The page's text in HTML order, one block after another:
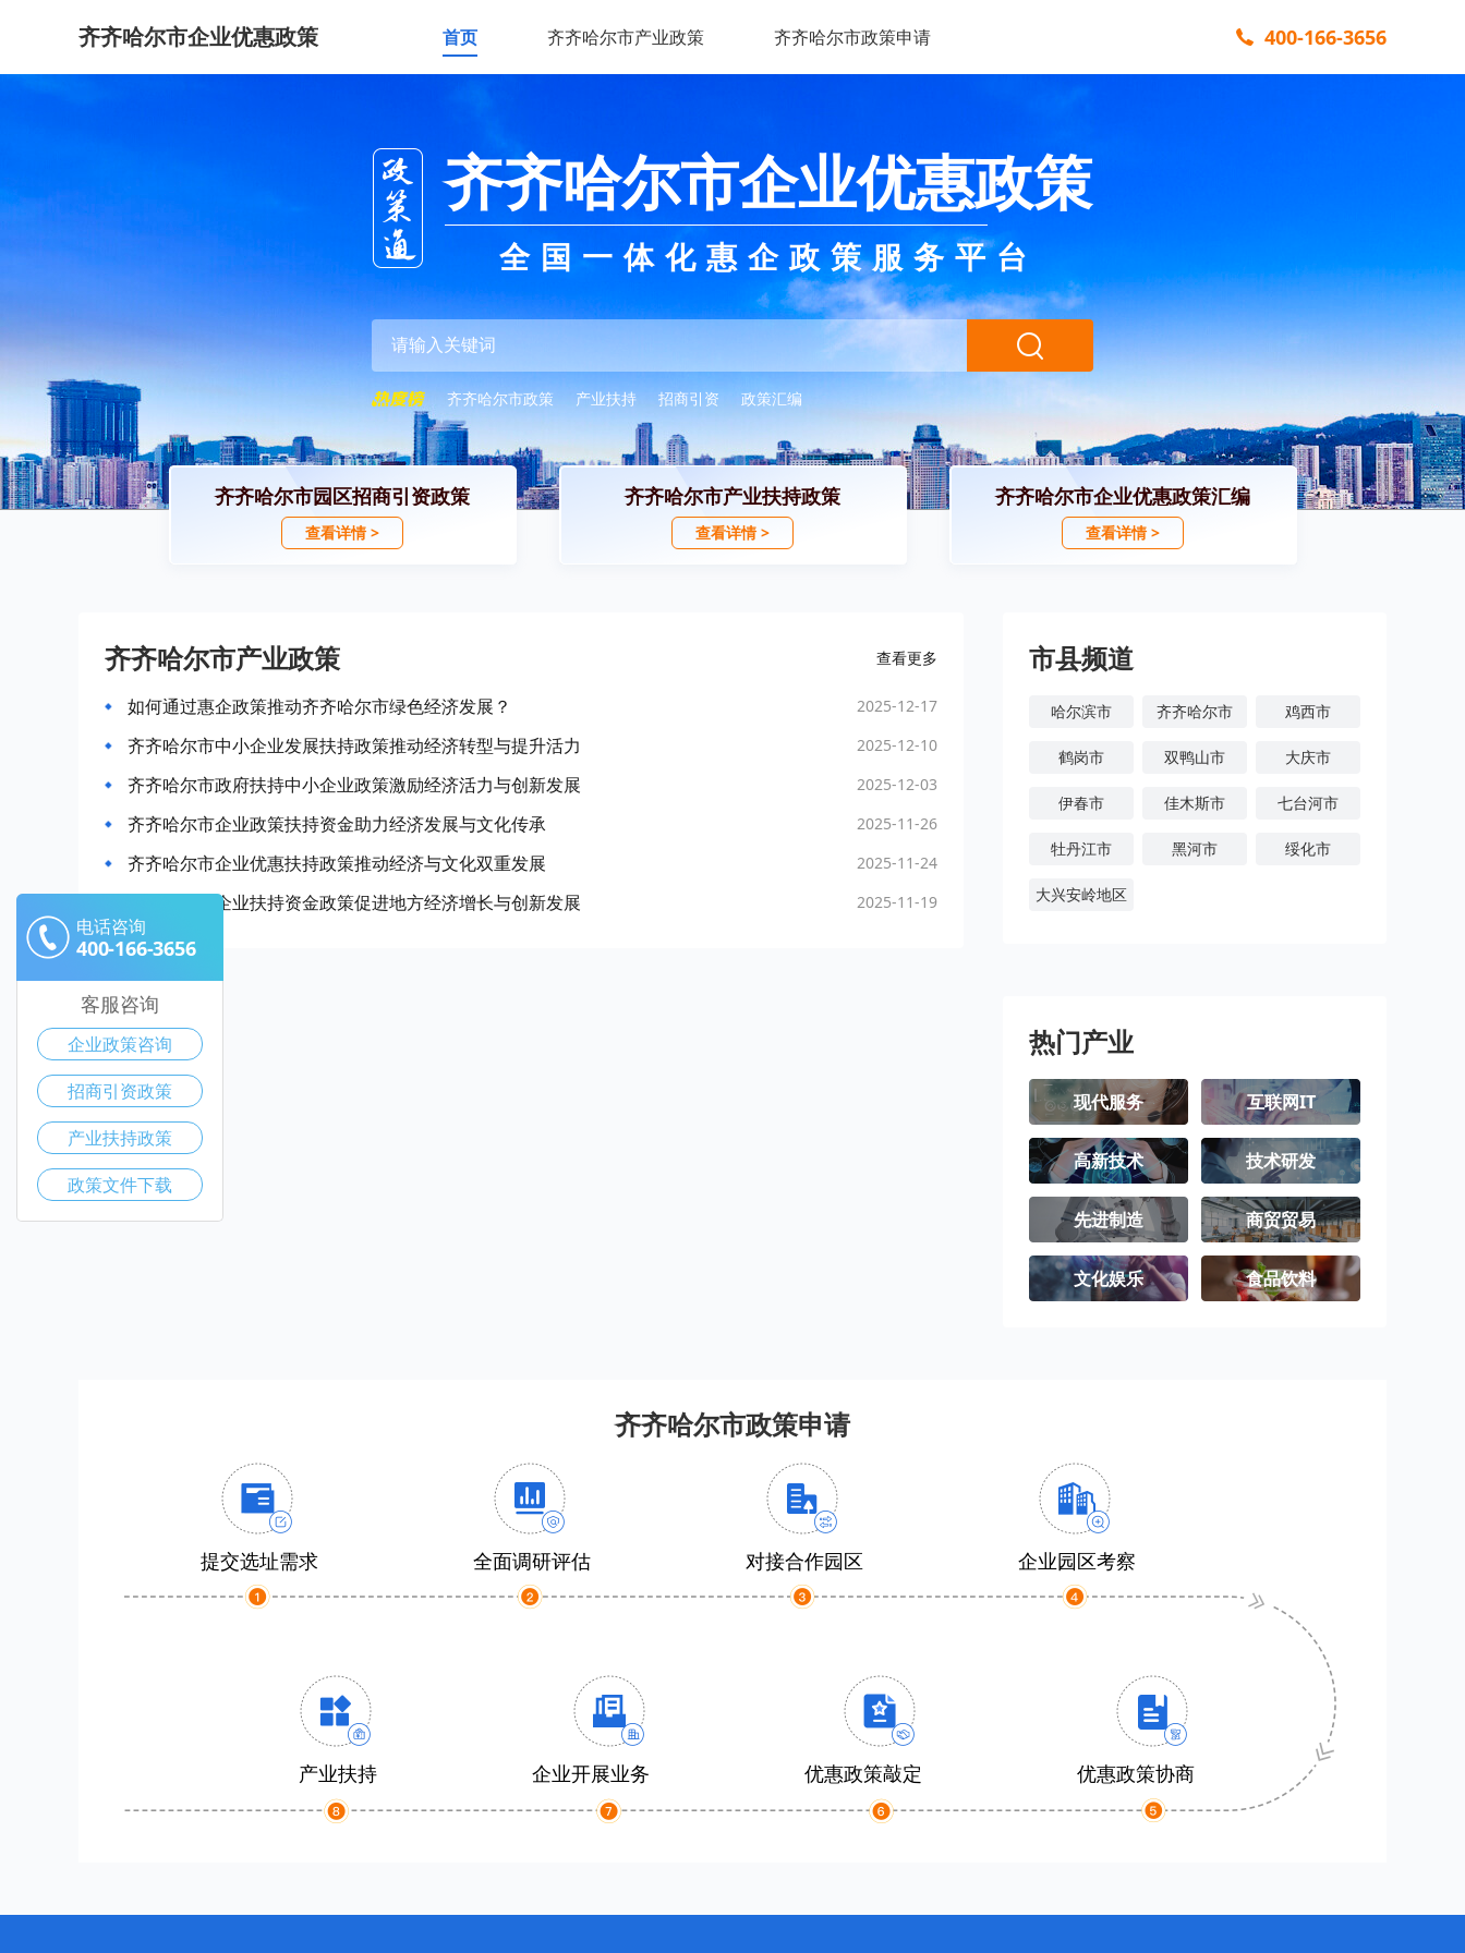
齐齐哈尔市企业优惠政策 首页 齐齐哈尔市产业政策 齐齐哈尔市政策申请 400-166-3656
齐齐哈尔市企业优惠政策
全国一体化惠企政策服务平台
齐齐哈尔市政策 产业扶持 招商引资 政策汇编
齐齐哈尔市园区招商引资政策
查看详情 >
齐齐哈尔市产业扶持政策
查看详情 >
齐齐哈尔市企业优惠政策汇编
查看详情 >
齐齐哈尔市产业政策 查看更多
如何通过惠企政策推动齐齐哈尔市绿色经济发展？ 2025-12-17
齐齐哈尔市中小企业发展扶持政策推动经济转型与提升活力 2025-12-10
齐齐哈尔市政府扶持中小企业政策激励经济活力与创新发展 2025-12-03
齐齐哈尔市企业政策扶持资金助力经济发展与文化传承 2025-11-26
齐齐哈尔市企业优惠扶持政策推动经济与文化双重发展 2025-11-24
齐齐哈尔市企业扶持资金政策促进地方经济增长与创新发展 2025-11-19
市县频道
哈尔滨市 齐齐哈尔市 鸡西市
鹤岗市 双鸭山市 大庆市
伊春市 佳木斯市 七台河市
牡丹江市 黑河市 绥化市
大兴安岭地区
热门产业
现代服务 互联网IT
高新技术 技术研发
先进制造 商贸贸易
文化娱乐 食品饮料
齐齐哈尔市政策申请
提交选址需求 全面调研评估 对接合作园区 企业园区考察
产业扶持 企业开展业务 优惠政策敲定 优惠政策协商
电话咨询
400-166-3656
客服咨询
企业政策咨询
招商引资政策
产业扶持政策
政策文件下载